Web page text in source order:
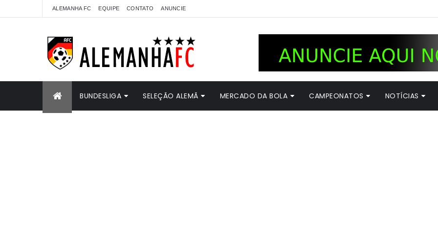
ALEMANHA FC EQUIPE CONTATO ANUNCIE
BUNDESLIGA SELEÇÃO ALEMÃ MERCADO DA BOLA CAMPEONATOS NOTÍCIAS